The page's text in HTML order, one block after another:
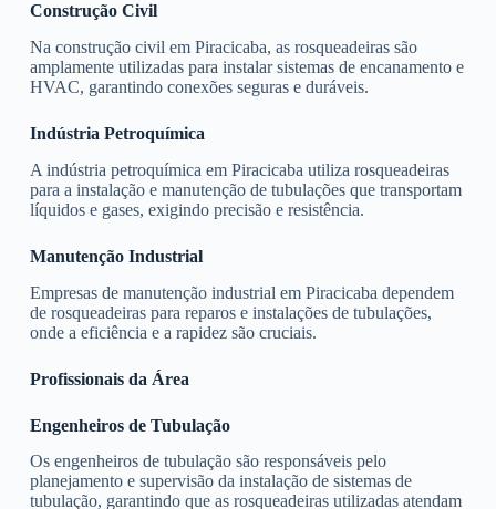
Construção Civil
Na construção civil em Piracicaba, as rosqueadeiras são
amplamente utilizadas para instalar sistemas de encanamento e
HVAC, garantindo conexões seguras e duráveis.
Indústria Petroquímica
A indústria petroquímica em Piracicaba utiliza rosqueadeiras
para a instalação e manutenção de tubulações que transportam
líquidos e gases, exigindo precisão e resistência.
Manutenção Industrial
Empresas de manutenção industrial em Piracicaba dependem
de rosqueadeiras para reparos e instalações de tubulações,
onde a eficiência e a rapidez são cruciais.
Profissionais da Área
Engenheiros de Tubulação
Os engenheiros de tubulação são responsáveis pelo
planejamento e supervisão da instalação de sistemas de
tubulação, garantindo que as rosqueadeiras utilizadas atendam